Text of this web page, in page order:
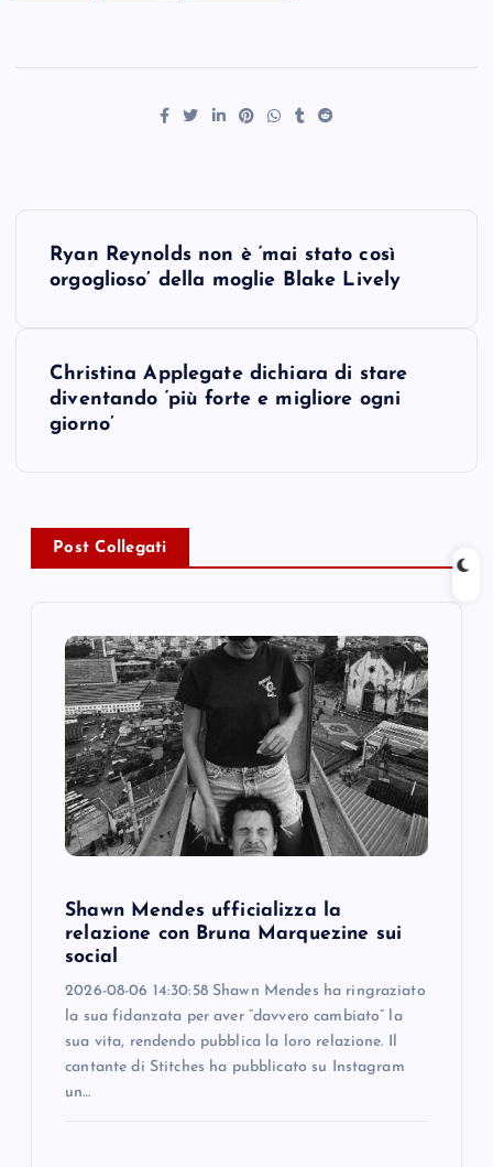
v
Ryan Reynolds non è ‘mai stato così
orgoglioso’ della moglie Blake Lively
Christina Applegate dichiara di stare
diventando ‘più forte e migliore ogni
giorno’
Post Collegati
Shawn Mendes ufficializza la
relazione con Bruna Marquezine sui
social
2026-08-06 14:30:58 Shawn Mendes ha ringraziato
la sua fidanzata per aver “davvero cambiato” la
sua vita, rendendo pubblica la loro relazione. Il
cantante di Stitches ha pubblicato su Instagram
un…